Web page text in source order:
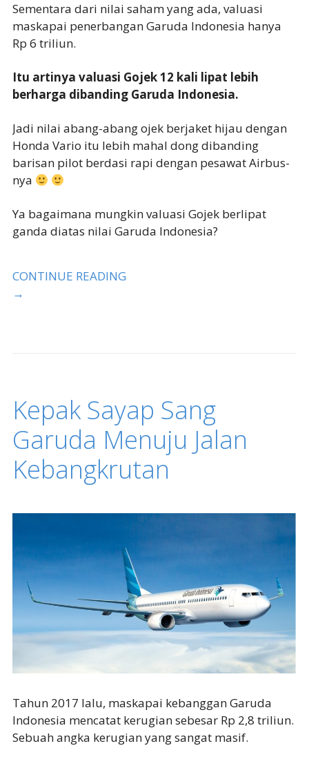
Sementara dari nilai saham yang ada, valuasi
maskapai penerbangan Garuda Indonesia hanya
Rp 6 triliun.
Itu artinya valuasi Gojek 12 kali lipat lebih
berharga dibanding Garuda Indonesia.
Jadi nilai abang-abang ojek berjaket hijau dengan
Honda Vario itu lebih mahal dong dibanding
barisan pilot berdasi rapi dengan pesawat Airbus-
nya
Ya bagaimana mungkin valuasi Gojek berlipat
ganda diatas nilai Garuda Indonesia?
CONTINUE READING
→
Kepak Sayap Sang
Garuda Menuju Jalan
Kebangkrutan
Tahun 2017 lalu, maskapai kebanggan Garuda
Indonesia mencatat kerugian sebesar Rp 2,8 triliun.
Sebuah angka kerugian yang sangat masif.